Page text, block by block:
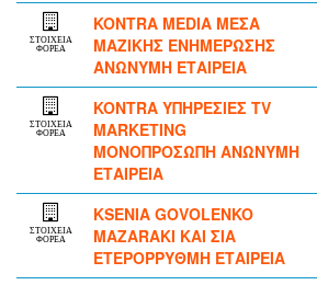
ΣΤΟΙΧΕΙΑ
ΦΟΡΕΑ
KONTRA MEDIA ΜΕΣΑ
ΜΑΖΙΚΗΣ ΕΝΗΜΕΡΩΣΗΣ
ΑΝΩΝΥΜΗ ΕΤΑΙΡΕΙΑ
ΣΤΟΙΧΕΙΑ
ΦΟΡΕΑ
KONTRA ΥΠΗΡΕΣΙΕΣ TV
MARKETING
ΜΟΝΟΠΡΟΣΩΠΗ ΑΝΩΝΥΜΗ
ΕΤΑΙΡΕΙΑ
ΣΤΟΙΧΕΙΑ
ΦΟΡΕΑ
KSENIA GOVOLENKO
MAZARAKI ΚΑΙ ΣΙΑ
ΕΤΕΡΟΡΡΥΘΜΗ ΕΤΑΙΡΕΙΑ